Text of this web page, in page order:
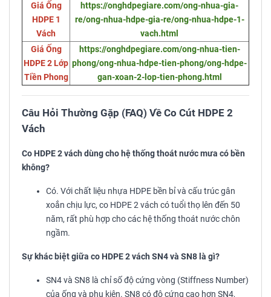
Giá Ống
HDPE 1
Vách
https://onghdpegiare.com/ong-nhua-gia-
re/ong-nhua-hdpe-gia-re/ong-nhua-hdpe-1-
vach.html
Giá Ống
HDPE 2 Lớp
Tiền Phong
https://onghdpegiare.com/ong-nhua-tien-
phong/ong-nhua-hdpe-tien-phong/ong-hdpe-
gan-xoan-2-lop-tien-phong.html
Câu Hỏi Thường Gặp (FAQ) Về Co Cút HDPE 2
Vách
Co HDPE 2 vách dùng cho hệ thống thoát nước mưa có bền
không?
Có. Với chất liệu nhựa HDPE bền bỉ và cấu trúc gân
xoắn chịu lực, co HDPE 2 vách có tuổi thọ lên đến 50
năm, rất phù hợp cho các hệ thống thoát nước chôn
ngầm.
Sự khác biệt giữa co HDPE 2 vách SN4 và SN8 là gì?
SN4 và SN8 là chỉ số độ cứng vòng (Stiffness Number)
của ống và phụ kiện. SN8 có độ cứng cao hơn SN4,